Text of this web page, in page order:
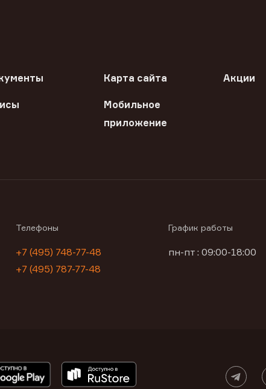
Карта сайта Акции
Мобильное
приложение
Телефоны
+7 (495) 748-77-48
+7 (495) 787-77-48
График работы
пн-пт : 09:00-18:00